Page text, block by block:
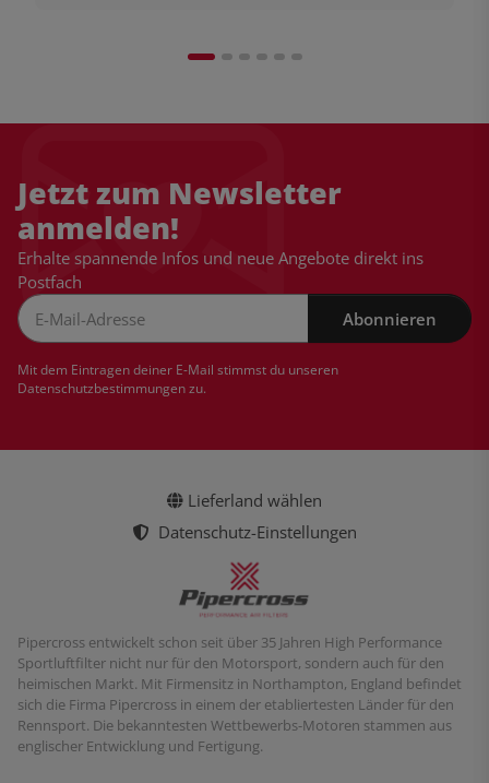
Jetzt zum Newsletter
anmelden!
Erhalte spannende Infos und neue Angebote direkt ins
Postfach
Abonnieren
Mit dem Eintragen deiner E-Mail stimmst du unseren
Datenschutzbestimmungenzu.
Lieferland wählen
Datenschutz-Einstellungen
Pipercross entwickelt schon seit über 35 Jahren High Performance
Sportluftfilter nicht nur für den Motorsport, sondern auch für den
heimischen Markt. Mit Firmensitz in Northampton, England befindet
sich die Firma Pipercross in einem der etabliertesten Länder für den
Rennsport. Die bekanntesten Wettbewerbs-Motoren stammen aus
englischer Entwicklung und Fertigung.